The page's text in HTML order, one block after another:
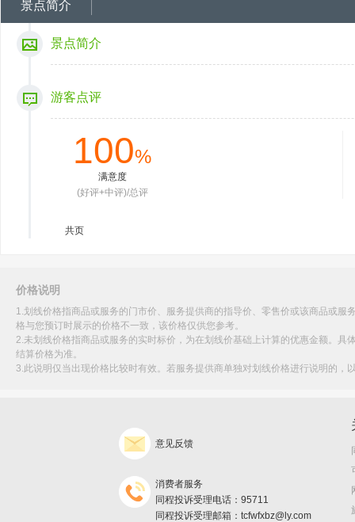
景点简介
景点简介
游客点评
100%
满意度
(好评+中评)/总评
共页
价格说明
1.划线价格指商品或服务的门市价、服务提供商的指导价、零售价或该商品或
格与您预订时展示的价格不一致，该价格仅供您参考。
2.未划线价格指商品或服务的实时标价，为在划线价基础上计算的优惠金额。
结算价格为准。
3.此说明仅当出现价格比较时有效。若服务提供商单独对划线价格进行说明的
意见反馈
消费者服务
同程投诉受理电话：95711
同程投诉受理邮箱：tcfwfxbz@ly.com